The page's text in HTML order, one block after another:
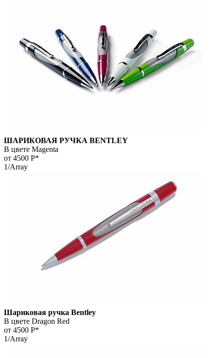
ШАРИКОВАЯ РУЧКА BENTLEY
В цвете Magenta
от 4500 Р*
1/Array
Шариковая ручка Bentley
В цвете Dragon Red
от 4500 Р*
1/Array